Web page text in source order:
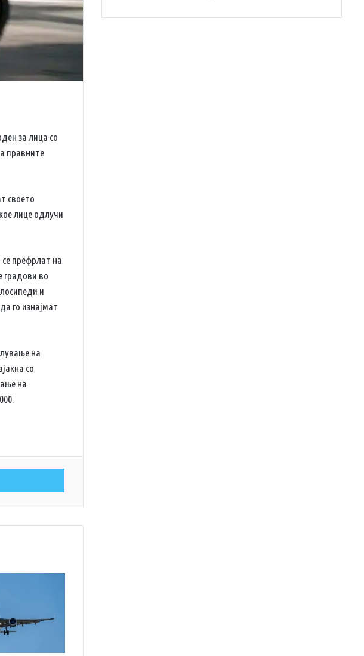
за лица со
правните
своето
лице одлучи
се префрлат на
градови во
и
го изнајмат
на
со
на
Twitter